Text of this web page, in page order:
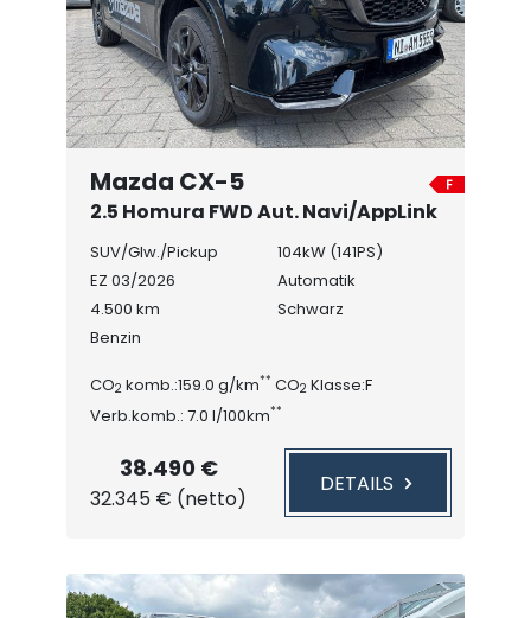
Mazda CX-5
2.5 Homura FWD Aut. Navi/AppLink
SUV/Glw./Pickup
EZ 03/2026
4.500 km
Benzin
104kW (141PS)
Automatik
Schwarz
CO2 komb.:159.0 g/km** CO2 Klasse:F
Verb.komb.: 7.0 l/100km**
38.490 €
32.345 € (netto)
DETAILS